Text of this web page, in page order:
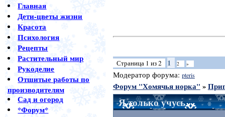
Главная
Дети-цветы жизни
Красота
Психология
Рецепты
Растительный мир
Рукоделие
Отшитые работы по
производителям
Сад и огород
*Форум*
Страница 1 из2 1 2 »
Модератор форума: pteris
Форум "Хомячья норка" »
Я только учусь